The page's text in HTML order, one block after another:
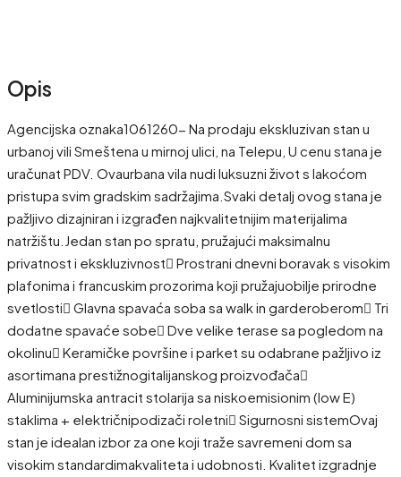
Opis
Agencijska oznaka1061260- Na prodaju ekskluzivan stan u
urbanoj vili Smeštena u mirnoj ulici, na Telepu, U cenu stana je
uračunat PDV. Ovaurbana vila nudi luksuzni život s lakoćom
pristupa svim gradskim sadržajima.Svaki detalj ovog stana je
pažljivo dizajniran i izgrađen najkvalitetnijim materijalima
natržištu.Jedan stan po spratu, pružajući maksimalnu
privatnost i ekskluzivnost Prostrani dnevni boravak s visokim
plafonima i francuskim prozorima koji pružajuobilje prirodne
svetlosti Glavna spavaća soba sa walk in garderoberom Tri
dodatne spavaće sobe Dve velike terase sa pogledom na
okolinu Keramičke površine i parket su odabrane pažljivo iz
asortimana prestižnogitalijanskog proizvođača
Aluminijumska antracit stolarija sa niskoemisionim (low E)
staklima + električnipodizači roletni Sigurnosni sistemOvaj
stan je idealan izbor za one koji traže savremeni dom sa
visokim standardimakvaliteta i udobnosti. Kvalitet izgradnje